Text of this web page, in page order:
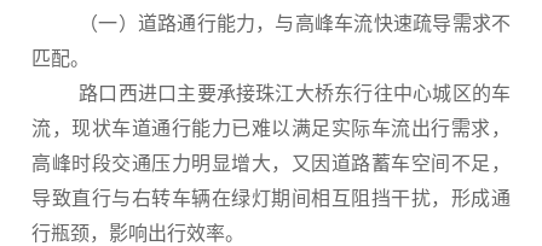
（一）道路通行能力，与高峰车流快速疏导需求不
匹配。
路口西进口主要承接珠江大桥东行往中心城区的车
流，现状车道通行能力已难以满足实际车流出行需求，
高峰时段交通压力明显增大，又因道路蓄车空间不足，
导致直行与右转车辆在绿灯期间相互阻挡干扰，形成通
行瓶颈，影响出行效率。